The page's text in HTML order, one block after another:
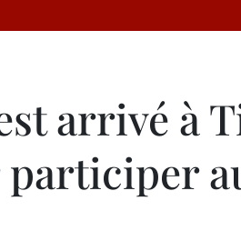
arrivé à